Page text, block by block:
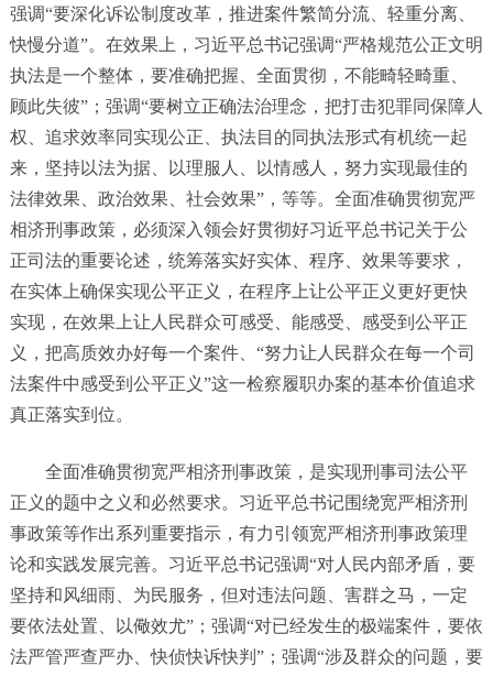
强调“要深化诉讼制度改革，推进案件繁简分流、轻重分离、
快慢分道”。在效果上，习近平总书记强调“严格规范公正文明
执法是一个整体，要准确把握、全面贯彻，不能畸轻畸重、
顾此失彼”；强调“要树立正确法治理念，把打击犯罪同保障人
权、追求效率同实现公正、执法目的同执法形式有机统一起
来，坚持以法为据、以理服人、以情感人，努力实现最佳的
法律效果、政治效果、社会效果”，等等。全面准确贯彻宽严
相济刑事政策，必须深入领会好贯彻好习近平总书记关于公
正司法的重要论述，统筹落实好实体、程序、效果等要求，
在实体上确保实现公平正义，在程序上让公平正义更好更快
实现，在效果上让人民群众可感受、能感受、感受到公平正
义，把高质效办好每一个案件、“努力让人民群众在每一个司
法案件中感受到公平正义”这一检察履职办案的基本价值追求
真正落实到位。
全面准确贯彻宽严相济刑事政策，是实现刑事司法公平
正义的题中之义和必然要求。习近平总书记围绕宽严相济刑
事政策等作出系列重要指示，有力引领宽严相济刑事政策理
论和实践发展完善。习近平总书记强调“对人民内部矛盾，要
坚持和风细雨、为民服务，但对违法问题、害群之马，一定
要依法处置、以儆效尤”；强调“对已经发生的极端案件，要依
法严管严查严办、快侦快诉快判”；强调“涉及群众的问题，要